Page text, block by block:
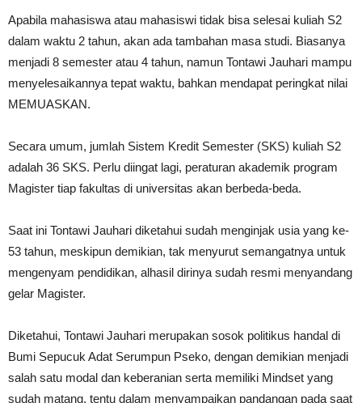
Apabila mahasiswa atau mahasiswi tidak bisa selesai kuliah S2
dalam waktu 2 tahun, akan ada tambahan masa studi. Biasanya
menjadi 8 semester atau 4 tahun, namun Tontawi Jauhari mampu
menyelesaikannya tepat waktu, bahkan mendapat peringkat nilai
MEMUASKAN.
Secara umum, jumlah Sistem Kredit Semester (SKS) kuliah S2
adalah 36 SKS. Perlu diingat lagi, peraturan akademik program
Magister tiap fakultas di universitas akan berbeda-beda.
Saat ini Tontawi Jauhari diketahui sudah menginjak usia yang ke-
53 tahun, meskipun demikian, tak menyurut semangatnya untuk
mengenyam pendidikan, alhasil dirinya sudah resmi menyandang
gelar Magister.
Diketahui, Tontawi Jauhari merupakan sosok politikus handal di
Bumi Sepucuk Adat Serumpun Pseko, dengan demikian menjadi
salah satu modal dan keberanian serta memiliki Mindset yang
sudah matang, tentu dalam menyampaikan pandangan pada saat